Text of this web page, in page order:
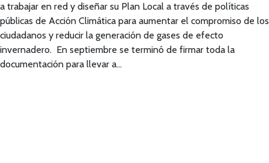
a trabajar en red y diseñar su Plan Local a través de políticas
públicas de Acción Climática para aumentar el compromiso de los
ciudadanos y reducir la generación de gases de efecto
invernadero. En septiembre se terminó de firmar toda la
documentación para llevar a…